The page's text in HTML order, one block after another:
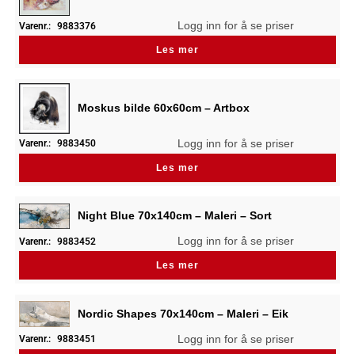
Varenr.: 9883376 Logg inn for å se priser
Les mer
Moskus bilde 60x60cm – Artbox
Varenr.: 9883450 Logg inn for å se priser
Les mer
Night Blue 70x140cm – Maleri – Sort
Varenr.: 9883452 Logg inn for å se priser
Les mer
Nordic Shapes 70x140cm – Maleri – Eik
Varenr.: 9883451 Logg inn for å se priser